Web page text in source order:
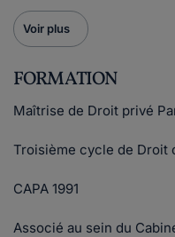
Voir plus
FORMATION
Maîtrise de Droit privé
Troisième cycle de Droit
CAPA 1991
Associé au sein du